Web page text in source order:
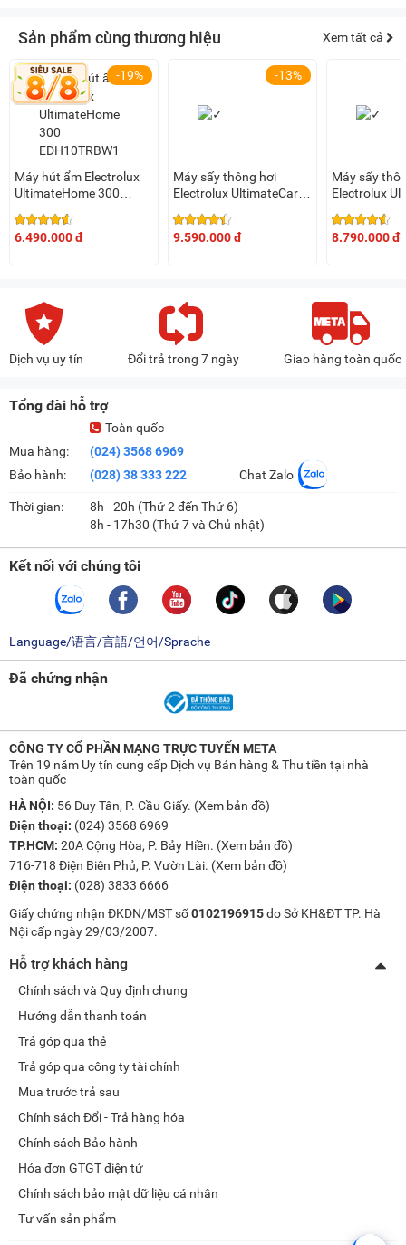
Sản phẩm cùng thương hiệu Xem tất cả
-19%
Máy hút ẩm Electrolux
UltimateHome 300
phòng 42m2)
6.490.000 đ
-13%
Máy sấy thông hơi
Electrolux UltimateCare
9.590.000 đ
Máy sấy
Electrolux
8.790.000 đ
Dịch vụ uy tín Đổi trả trong 7 ngày Giao hàng toàn quốc
Tổng đài hỗ trợ
Mua hàng:
Bảo hành:
Toàn quốc
(024) 3568 6969
(028) 38 333 222
Chat Zalo
Thời gian:
8h - 20h (Thứ 2 đến Thứ 6)
8h - 17h30 (Thứ 7 và Chủ nhật)
Kết nối với chúng tôi
Language/语言/言語/언어/Sprache
Đã chứng nhận
CÔNG TY CỔ PHẦN MẠNG TRỰC TUYẾN META
Trên 19 năm Uy tín cung cấp Dịch vụ Bán hàng & Thu tiền tại nhà
toàn quốc
HÀ NỘI: 56 Duy Tân, P. Cầu Giấy. (Xem bản đồ)
Điện thoại: (024) 3568 6969
TP.HCM: 20A Cộng Hòa, P. Bảy Hiền. (Xem bản đồ)
716-718 Điện Biên Phủ, P. Vườn Lài. (Xem bản đồ)
Điện thoại: (028) 3833 6666
Giấy chứng nhận ĐKDN/MST số0102196915do Sở KH&ĐT TP. Hà
Nội cấp ngày 29/03/2007.
Hỗ trợ khách hàng
Chính sách và Quy định chung
Hướng dẫn thanh toán
Trả góp qua thẻ
Trả góp qua công ty tài chính
Mua trước trả sau
Chính sách Đổi - Trả hàng hóa
Chính sách Bảo hành
Hóa đơn GTGT điện tử
Chính sách bảo mật dữ liệu cá nhân
Tư vấn sản phẩm